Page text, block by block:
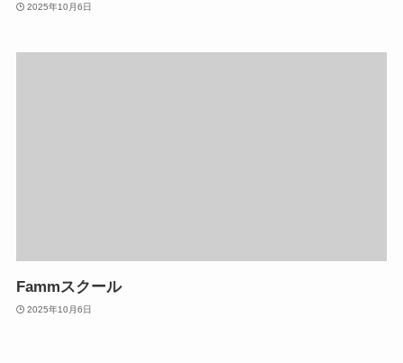
2025年10月6日
Fammスクール
2025年10月6日